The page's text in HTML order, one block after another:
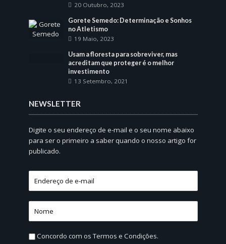
20 Outubro, 2023
Gorete Semedo: Determinação e Sonhos
no Atletismo
19 Maio, 2023
Usam a floresta para sobreviver, mas
acreditam que proteger é o melhor
investimento
13 Setembro, 2021
NEWSLETTER
Digite o seu endereço de e-mail e o seu nome abaixo
para ser o primeiro a saber quando o nosso artigo for
publicado.
Concordo com osTermos e Condições.